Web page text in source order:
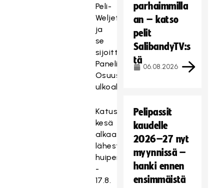
Peli-
Weljet
ja
se
sijoittuu
Panelian
Osuusmeijerin
ulkoalueelle.
Katusähly-
kesä
alkaa
lähestyä
huipennustaan
-
17.8.
parhaimmilla
an – katso
pelit
SalibandyTV:s
tä
06.08.2026
Pelipassit
kaudelle
2026–27 nyt
myynnissä –
hanki ennen
ensimmäistä